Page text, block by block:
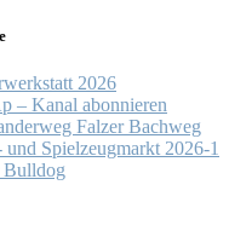
2026
– Kanal abonnieren
Falzer Bachweg
Spielzeugmarkt 2026-1
Bulldog